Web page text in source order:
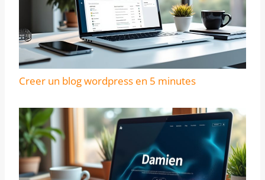
Creer un blog wordpress en 5 minutes